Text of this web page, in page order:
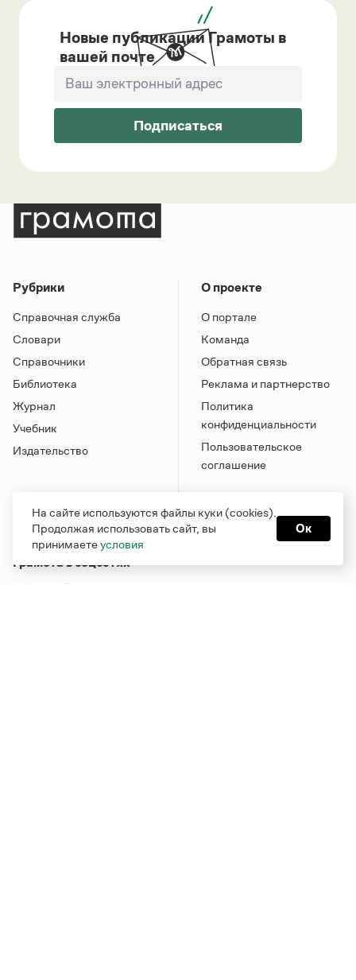
Новые публикации Грамоты в
вашей почте
Подписаться
Рубрики
Справочная служба
Словари
Справочники
Библиотека
Журнал
Учебник
Издательство
О проекте
О портале
Команда
Обратная связь
Реклама и партнерство
Политика
конфиденциальности
Пользовательское
соглашение
Грамота в соцсетях
На сайте используются файлы куки (cookies).
Продолжая использовать сайт, вы
принимаетеусловия
Ок